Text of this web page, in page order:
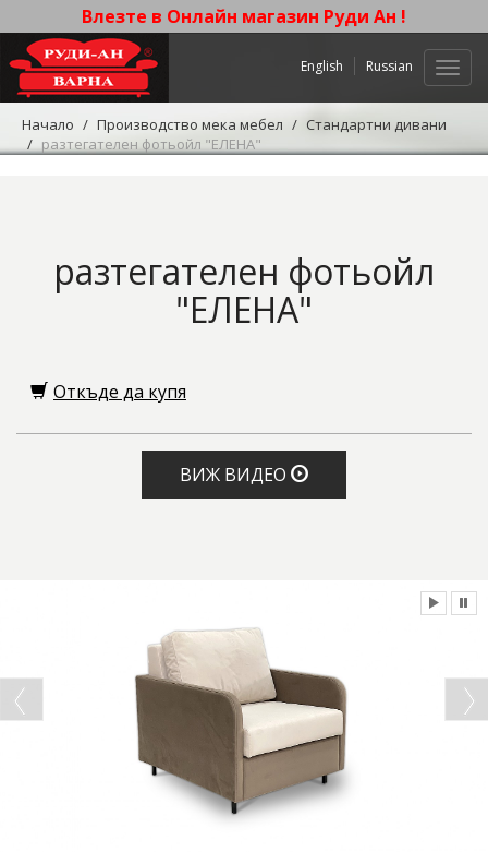
Влезте в Онлайн магазин Руди Ан !
English Russian
Начало Производство мека мебел
Стандартни дивани
разтегателен фотьойл "ЕЛЕНА"
разтегателен фотьойл
"ЕЛЕНА"
Откъде да купя
ВИЖ ВИДЕО